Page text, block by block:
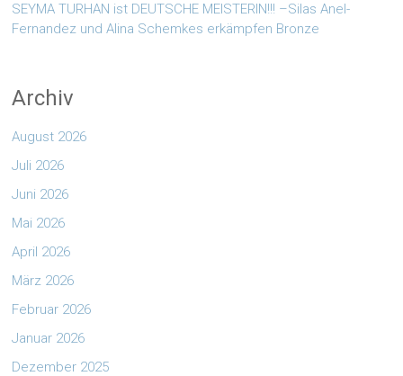
SEYMA TURHAN ist DEUTSCHE MEISTERIN!!! –Silas Anel-
Fernandez und Alina Schemkes erkämpfen Bronze
Archiv
August 2026
Juli 2026
Juni 2026
Mai 2026
April 2026
März 2026
Februar 2026
Januar 2026
Dezember 2025